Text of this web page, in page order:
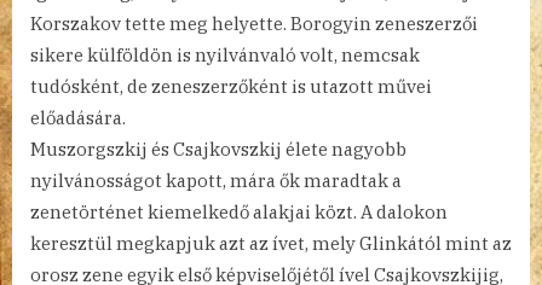
Korszakov tette meg helyette. Borogyin zeneszerzői
sikere külföldön is nyilvánvaló volt, nemcsak
tudósként, de zeneszerzőként is utazott művei
előadására.
Muszorgszkij és Csajkovszkij élete nagyobb
nyilvánosságot kapott, mára ők maradtak a
zenetörténet kiemelkedő alakjai közt. A dalokon
keresztül megkapjuk azt az ívet, mely Glinkától mint az
orosz zene egyik első képviselőjétől ível Csajkovszkijig,